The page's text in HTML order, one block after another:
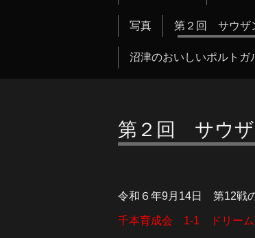
写真 第２回 サウザ
沼津のおいしいポルトガ
第２回 サウ
令和６年9月14日 第12戦
千本育成会 1-1 ドリー